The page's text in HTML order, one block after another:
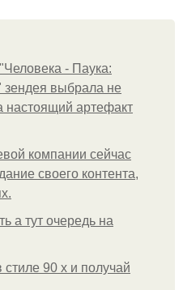
- Паука:
выбрала не
настоящий артефакт
компании сейчас
своего контента,
а тут очередь на
90 х и получай